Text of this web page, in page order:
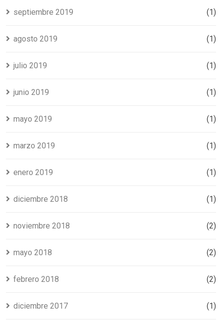
septiembre 2019 (1)
agosto 2019 (1)
julio 2019 (1)
junio 2019 (1)
mayo 2019 (1)
marzo 2019 (1)
enero 2019 (1)
diciembre 2018 (1)
noviembre 2018 (2)
mayo 2018 (2)
febrero 2018 (2)
diciembre 2017 (1)